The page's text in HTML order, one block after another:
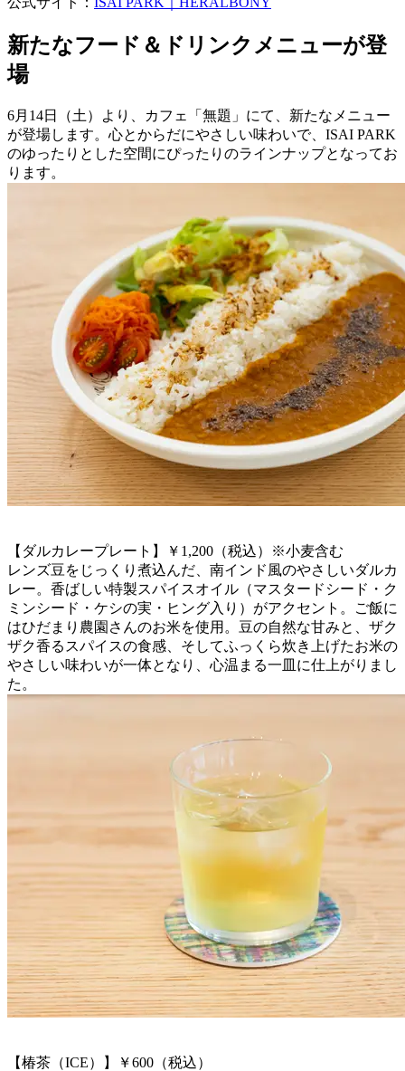
新たなフード＆ドリンクメニューが登
場
6月14日（土）より、カフェ「無題」にて、新たなメニュー
が登場します。心とからだにやさしい味わいで、ISAI PARK
のゆったりとした空間にぴったりのラインナップとなってお
ります。
【ダルカレープレート】￥1,200（税込）※小麦含む
レンズ豆をじっくり煮込んだ、南インド風のやさしいダルカ
レー。香ばしい特製スパイスオイル（マスタードシード・ク
ミンシード・ケシの実・ヒング入り）がアクセント。ご飯に
はひだまり農園さんのお米を使用。豆の自然な甘みと、ザク
ザク香るスパイスの食感、そしてふっくら炊き上げたお米の
やさしい味わいが一体となり、心温まる一皿に仕上がりまし
た。
【椿茶（ICE）】￥600（税込）